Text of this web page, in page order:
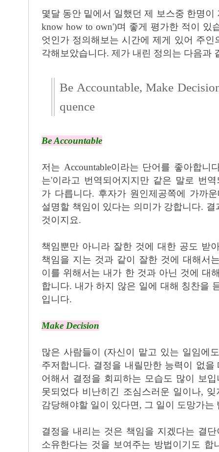
몇달 동안 밑에서 일했던 제 보스중 한명이
know how to own')며 좋게 평가한 적이 있
엇인가 정의해보는 시간에 제게 있어 주
각해보았습니다. 제가 내린 정의는 다음과
Be Accountable, Make
quence
Be Accountable
저는 Accountable이라는 단어를 좋아합니
는'이라고 번역되어지지만 같은 말로 번역
가 다릅니다. 후자가 원인제공쪽에 가까
설명할 책임이 있다는 의미가 강합니다.
것이지요.
책임뿐만 아니라 잘한 것에 대한 공도 받
책임을 지는 것과 같이 잘한 것에 대해서
이를 위해서는 내가 한 것과 아닌 것에 대
합니다. 내가 하지 않은 일에 대해 칭찬을
입니다.
Make Decision
많은 사람들이 (자신이 맡고 있는 일임에
주저합니다. 결정을 내릴만한 능력이 없
어해서 결정을 회피하는 모습도 많이 보
못되었다 비난히긴 조심스러운 일이나,
감당해야할 일이 있다면, 그 일이 도망가는
결정을 내리는 것은 책임을 지겠다는 결
소유한다는 것을 보여주는 방법이기도 합